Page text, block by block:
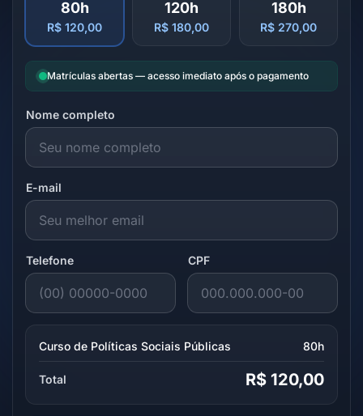
80h
R$ 120,00
120h
R$ 180,00
180h
R$ 270,00
Matrículas abertas — acesso imediato após o pagamento
Nome completo
E-mail
Telefone CPF
Curso de Políticas Sociais Públicas 80h
Total R$ 120,00